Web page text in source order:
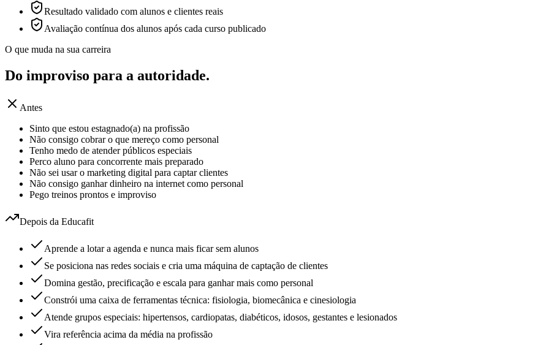
Resultado validado com alunos e clientes reais
Avaliação contínua dos alunos após cada curso publicado
O que muda na sua carreira
Do improviso para a autoridade.
Antes
Sinto que estou estagnado(a) na profissão
Não consigo cobrar o que mereço como personal
Tenho medo de atender públicos especiais
Perco aluno para concorrente mais preparado
Não sei usar o marketing digital para captar clientes
Não consigo ganhar dinheiro na internet como personal
Pego treinos prontos e improviso
Depois da Educafit
Aprende a lotar a agenda e nunca mais ficar sem alunos
Se posiciona nas redes sociais e cria uma máquina de captação de clientes
Domina gestão, precificação e escala para ganhar mais como personal
Constrói uma caixa de ferramentas técnica: fisiologia, biomecânica e cinesiologia
Atende grupos especiais: hipertensos, cardiopatas, diabéticos, idosos, gestantes e lesionados
Vira referência acima da média na profissão